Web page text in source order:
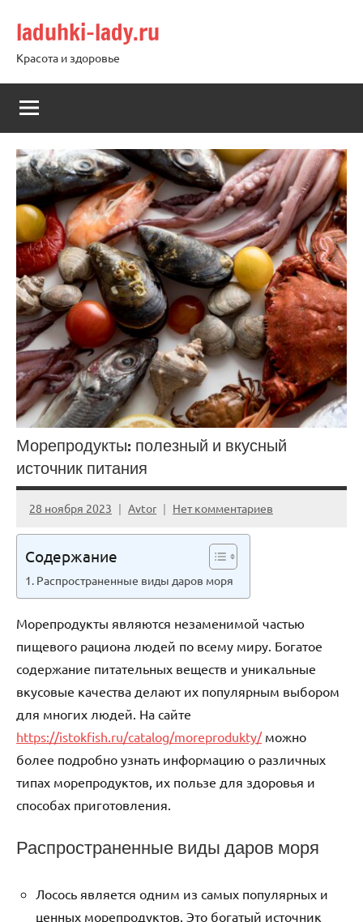
содержимому
laduhki-lady.ru
Красота и здоровье
Морепродукты: полезный и вкусный
источник питания
28 ноября 2023 Avtor Нет комментариев
Содержание
Распространенные виды даров моря
Морепродукты являются незаменимой частью
пищевого рациона людей по всему миру. Богатое
содержание питательных веществ и уникальные
вкусовые качества делают их популярным выбором
для многих людей. На сайте
https://istokfish.ru/catalog/moreprodukty/можно
более подробно узнать информацию о различных
типах морепродуктов, их пользе для здоровья и
способах приготовления.
Распространенные виды даров моря
Лосось является одним из самых популярных и
ценных морепродуктов. Это богатый источник